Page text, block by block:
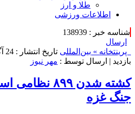
طلا و ارز
اطلاعات ورزشی
شناسه خبر : 138939
ارسال
پرینتخانه » بین‌المللی تاریخ انتشار : 24 آگوست 2025 - 5:34 |
بازدید | ارسال توسط : مهر نیوز
کشته شدن ۸۹۹
جنگ غزه